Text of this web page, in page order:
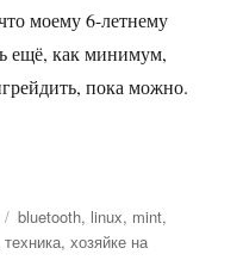
моему 6-летнему
ещё, как минимум,
пока можно.
Метки
bluetooth, linux, mint,
техника,хозяйке на